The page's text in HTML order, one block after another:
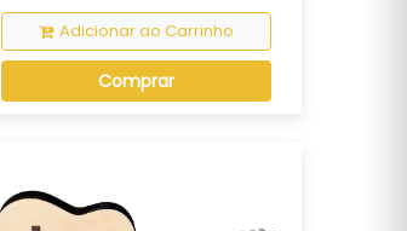
Adicionar ao Carrinho
Comprar